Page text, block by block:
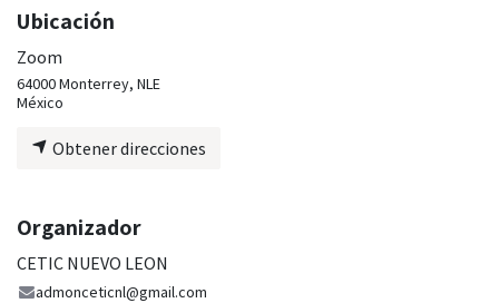
Ubicación
Zoom
64000 Monterrey, NLE
México
Obtener direcciones
Organizador
CETIC NUEVO LEON
admonceticnl@gmail.com